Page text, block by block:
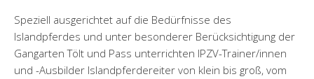
Speziell ausgerichtet auf die Bedürfnisse des
Islandpferdes und unter besonderer Berücksichtigung der
Gangarten Tölt und Pass unterrichten IPZV-Trainer/innen
und -Ausbilder Islandpferdereiter von klein bis groß, vom